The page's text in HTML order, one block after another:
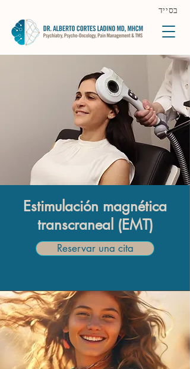
בסייד
Estimulación magnética
transcraneal (EMT)
Reservar una cita